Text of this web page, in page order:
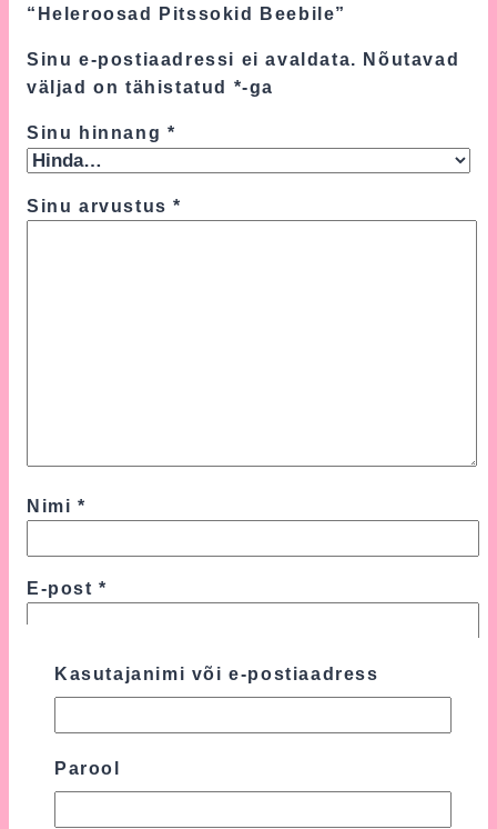
“Heleroosad Pitssokid Beebile”
Sinu e-postiaadressi ei avaldata. Nõutavad
väljad on tähistatud *-ga
Sinu hinnang *
Sinu arvustus*
Nimi *
E-post*
Turvalisuse tagamiseks kasutame Google'i
reCAPTCHA teenust, mille suhtes
Kasutajanimi või e-postiaadress
Parool